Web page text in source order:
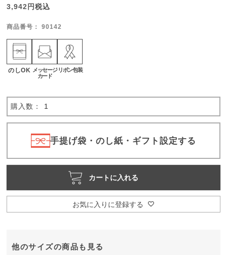
3,942 税込
商品番号 90142
のしOK メッセージ
カード
リボン包装
お気に入りに登録する
カートに入れる
手提げ袋・のし紙・ギフト設定する
他のサイズの商品も見る